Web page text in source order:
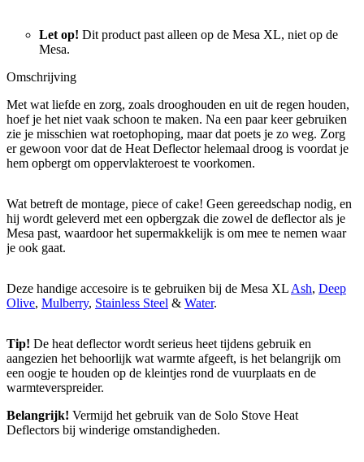
Let op! Dit product past alleen op de Mesa XL, niet op de
Mesa.
Omschrijving
Met wat liefde en zorg, zoals drooghouden en uit de regen houden,
hoef je het niet vaak schoon te maken. Na een paar keer gebruiken
zie je misschien wat roetophoping, maar dat poets je zo weg. Zorg
er gewoon voor dat de Heat Deflector helemaal droog is voordat je
hem opbergt om oppervlakteroest te voorkomen.
Wat betreft de montage, piece of cake! Geen gereedschap nodig, en
hij wordt geleverd met een opbergzak die zowel de deflector als je
Mesa past, waardoor het supermakkelijk is om mee te nemen waar
je ook gaat.
Deze handige accesoire is te gebruiken bij de Mesa XL Ash, Deep
Olive, Mulberry, Stainless Steel & Water.
Tip! De heat deflector wordt serieus heet tijdens gebruik en
aangezien het behoorlijk wat warmte afgeeft, is het belangrijk om
een oogje te houden op de kleintjes rond de vuurplaats en de
warmteverspreider.
Belangrijk! Vermijd het gebruik van de Solo Stove Heat
Deflectors bij winderige omstandigheden.